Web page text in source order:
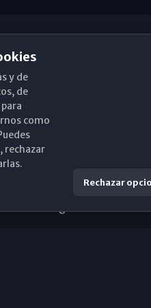
Málaga
20. 29015 Málaga
386
y de
de
como
rechazar
Rechazar